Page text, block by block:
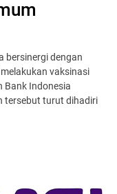
bersinergi dengan
vaksinasi
Bank Indonesia
tersebut turut dihadiri